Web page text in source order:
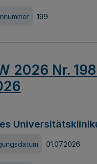
199
2026 Nr.
01.07.2026